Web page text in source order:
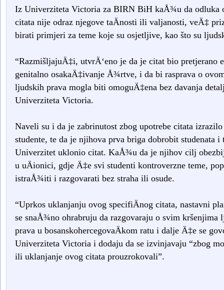
Iz Univerziteta Victoria za BIRN BiH kaÅ¾u da odluka
citata nije odraz njegove taÄnosti ili valjanosti, veÄ‡
birati primjeri za teme koje su osjetljive, kao što su
“RazmišljajuÄ‡i, utvrÄ‘eno je da je citat bio pretjerano
genitalno osakaÄ‡ivanje Å¾rtve, i da bi rasprava o
ljudskih prava mogla biti omoguÄ‡ena bez davanja
Univerziteta Victoria.
Naveli su i da je zabrinutost zbog upotrebe citata
studente, te da je njihova prva briga dobrobit studenata
Univerzitet uklonio citat. KaÅ¾u da je njihov cilj
u uÄionici, gdje Ä‡e svi studenti kontroverzne teme,
istraÅ¾iti i razgovarati bez straha ili osude.
“Uprkos uklanjanju ovog specifiÄnog citata, nastavni
se snaÅ¾no ohrabruju da razgovaraju o svim
prava u bosanskohercegovaÄkom ratu i dalje Ä‡e se
Univerziteta Victoria i dodaju da se izvinjavaju “zbog
ili uklanjanje ovog citata prouzrokovali”.